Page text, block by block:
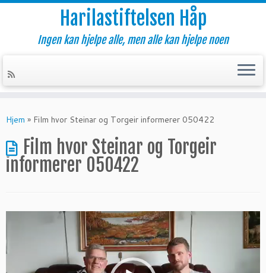
to
Harilastiftelsen Håp
Ingen kan hjelpe alle, men alle kan hjelpe noen
Hjem » Film hvor Steinar og Torgeir informerer 050422
Film hvor Steinar og Torgeir
informerer 050422